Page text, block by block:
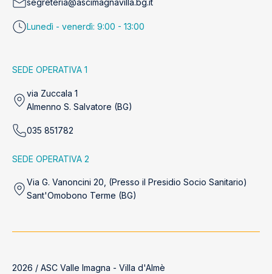
segreteria@ascimagnavilla.bg.it
Lunedì - venerdì: 9:00 - 13:00
SEDE OPERATIVA 1
via Zuccala 1
Almenno S. Salvatore (BG)
035 851782
SEDE OPERATIVA 2
Via G. Vanoncini 20, (Presso il Presidio Socio Sanitario)
Sant'Omobono Terme (BG)
2026 / ASC Valle Imagna - Villa d'Almè